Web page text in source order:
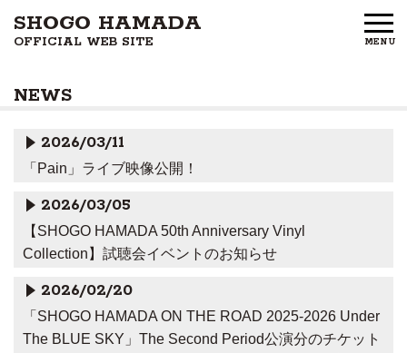
SHOGO HAMADA
OFFICIAL WEB SITE MENU
DISCOGRAPHY
GOODS
FREE MEMBERS
NEWS
2026/03/11
「Pain」ライブ映像公開！
2026/03/05
【SHOGO HAMADA 50th Anniversary Vinyl
Collection】試聴会イベントのお知らせ
2026/02/20
「SHOGO HAMADA ON THE ROAD 2025-2026 Under
The BLUE SKY」The Second Period公演分のチケット